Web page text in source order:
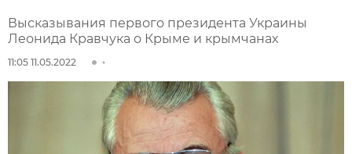
Высказывания первого президента Украины
Леонида Кравчука о Крыме и крымчанах
11:05 11.05.2022